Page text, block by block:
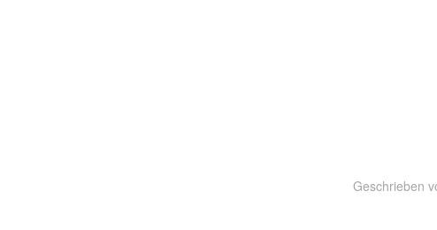
Geschrieben